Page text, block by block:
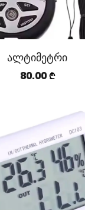
ალტიმეტრი
80.00 ₾